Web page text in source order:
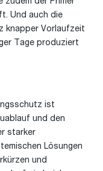
Und auch die
knapper Vorlaufzeit
Tage produziert
ist
und den
starker
Lösungen
und